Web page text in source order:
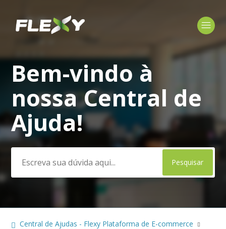
Pesquisa
Bem-vindo à
nossa Central de
Ajuda!
Central de Ajudas - Flexy Plataforma de E-commerce